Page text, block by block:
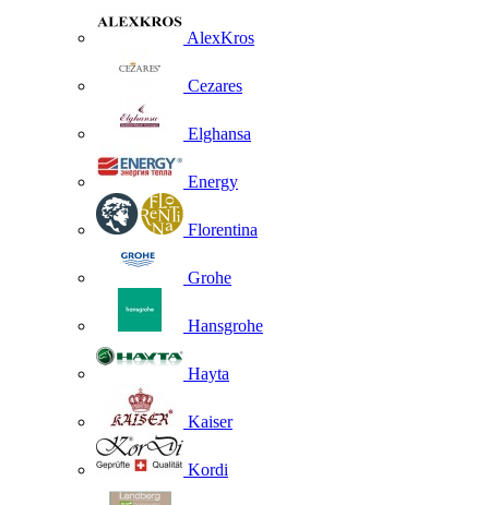
AlexKros
Cezares
Elghansa
Energy
Florentina
Grohe
Hansgrohe
Hayta
Kaiser
Kordi